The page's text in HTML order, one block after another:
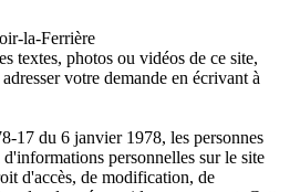
la-Ferrière
textes, photos ou vidéos de ce site,
votre demande en écrivant à
17 du 6 janvier 1978, les personnes
personnelles sur le site
d'accès, de modification, de